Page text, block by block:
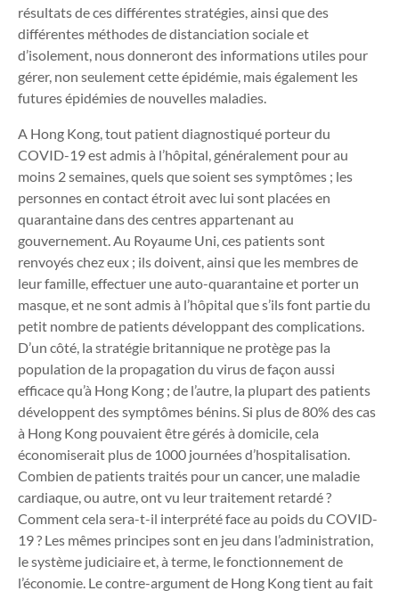
résultats de ces différentes stratégies, ainsi que des
différentes méthodes de distanciation sociale et
d’isolement, nous donneront des informations utiles pour
gérer, non seulement cette épidémie, mais également les
futures épidémies de nouvelles maladies.
A Hong Kong, tout patient diagnostiqué porteur du
COVID-19 est admis à l’hôpital, généralement pour au
moins 2 semaines, quels que soient ses symptômes ; les
personnes en contact étroit avec lui sont placées en
quarantaine dans des centres appartenant au
gouvernement. Au Royaume Uni, ces patients sont
renvoyés chez eux ; ils doivent, ainsi que les membres de
leur famille, effectuer une auto-quarantaine et porter un
masque, et ne sont admis à l’hôpital que s’ils font partie du
petit nombre de patients développant des complications.
D’un côté, la stratégie britannique ne protège pas la
population de la propagation du virus de façon aussi
efficace qu’à Hong Kong ; de l’autre, la plupart des patients
développent des symptômes bénins. Si plus de 80% des cas
à Hong Kong pouvaient être gérés à domicile, cela
économiserait plus de 1000 journées d’hospitalisation.
Combien de patients traités pour un cancer, une maladie
cardiaque, ou autre, ont vu leur traitement retardé ?
Comment cela sera-t-il interprété face au poids du COVID-
19 ? Les mêmes principes sont en jeu dans l’administration,
le système judiciaire et, à terme, le fonctionnement de
l’économie. Le contre-argument de Hong Kong tient au fait